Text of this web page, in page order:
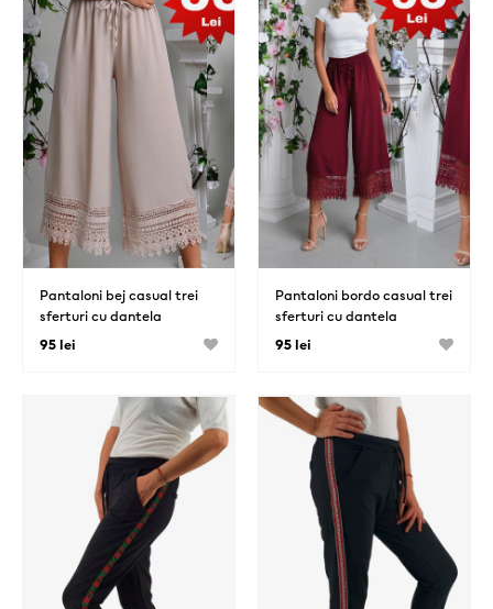
Pantaloni bej casual trei
sferturi cu dantela
brodata
95 lei
Pantaloni bordo casual trei
sferturi cu dantela
brodata
95 lei